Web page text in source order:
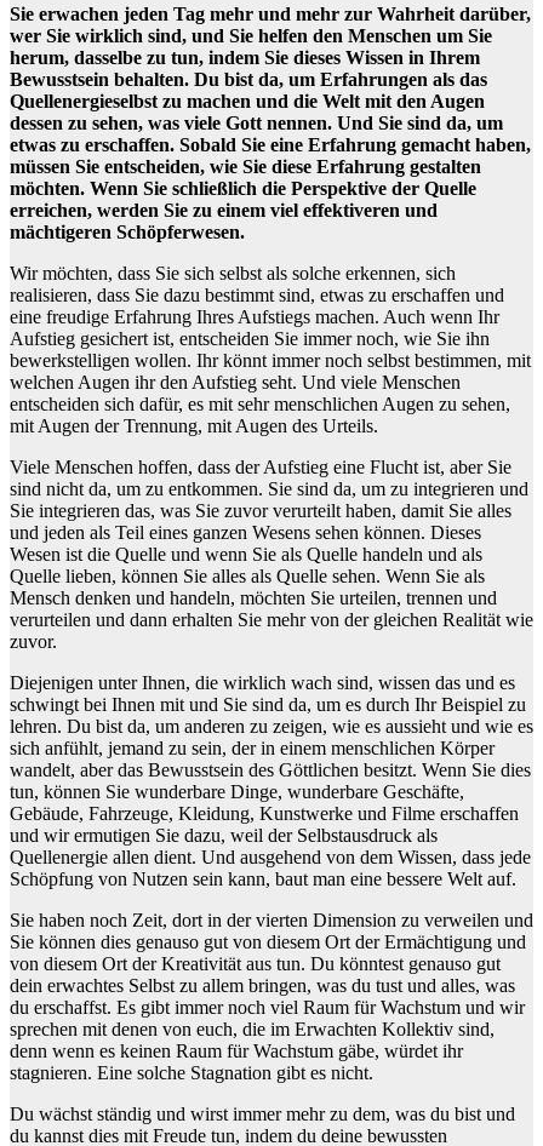
Sie erwachen jeden Tag mehr und mehr zur Wahrheit darüber,
wer Sie wirklich sind, und Sie helfen den Menschen um Sie
herum, dasselbe zu tun, indem Sie dieses Wissen in Ihrem
Bewusstsein behalten. Du bist da, um Erfahrungen als das
Quellenergieselbst zu machen und die Welt mit den Augen
dessen zu sehen, was viele Gott nennen. Und Sie sind da, um
etwas zu erschaffen. Sobald Sie eine Erfahrung gemacht haben,
müssen Sie entscheiden, wie Sie diese Erfahrung gestalten
möchten. Wenn Sie schließlich die Perspektive der Quelle
erreichen, werden Sie zu einem viel effektiveren und
mächtigeren Schöpferwesen.
Wir möchten, dass Sie sich selbst als solche erkennen, sich
realisieren, dass Sie dazu bestimmt sind, etwas zu erschaffen und
eine freudige Erfahrung Ihres Aufstiegs machen. Auch wenn Ihr
Aufstieg gesichert ist, entscheiden Sie immer noch, wie Sie ihn
bewerkstelligen wollen. Ihr könnt immer noch selbst bestimmen, mit
welchen Augen ihr den Aufstieg seht. Und viele Menschen
entscheiden sich dafür, es mit sehr menschlichen Augen zu sehen,
mit Augen der Trennung, mit Augen des Urteils.
Viele Menschen hoffen, dass der Aufstieg eine Flucht ist, aber Sie
sind nicht da, um zu entkommen. Sie sind da, um zu integrieren und
Sie integrieren das, was Sie zuvor verurteilt haben, damit Sie alles
und jeden als Teil eines ganzen Wesens sehen können. Dieses
Wesen ist die Quelle und wenn Sie als Quelle handeln und als
Quelle lieben, können Sie alles als Quelle sehen. Wenn Sie als
Mensch denken und handeln, möchten Sie urteilen, trennen und
verurteilen und dann erhalten Sie mehr von der gleichen Realität wie
zuvor.
Diejenigen unter Ihnen, die wirklich wach sind, wissen das und es
schwingt bei Ihnen mit und Sie sind da, um es durch Ihr Beispiel zu
lehren. Du bist da, um anderen zu zeigen, wie es aussieht und wie es
sich anfühlt, jemand zu sein, der in einem menschlichen Körper
wandelt, aber das Bewusstsein des Göttlichen besitzt. Wenn Sie dies
tun, können Sie wunderbare Dinge, wunderbare Geschäfte,
Gebäude, Fahrzeuge, Kleidung, Kunstwerke und Filme erschaffen
und wir ermutigen Sie dazu, weil der Selbstausdruck als
Quellenergie allen dient. Und ausgehend von dem Wissen, dass jede
Schöpfung von Nutzen sein kann, baut man eine bessere Welt auf.
Sie haben noch Zeit, dort in der vierten Dimension zu verweilen und
Sie können dies genauso gut von diesem Ort der Ermächtigung und
von diesem Ort der Kreativität aus tun. Du könntest genauso gut
dein erwachtes Selbst zu allem bringen, was du tust und alles, was
du erschaffst. Es gibt immer noch viel Raum für Wachstum und wir
sprechen mit denen von euch, die im Erwachten Kollektiv sind,
denn wenn es keinen Raum für Wachstum gäbe, würdet ihr
stagnieren. Eine solche Stagnation gibt es nicht.
Du wächst ständig und wirst immer mehr zu dem, was du bist und
du kannst dies mit Freude tun, indem du deine bewussten